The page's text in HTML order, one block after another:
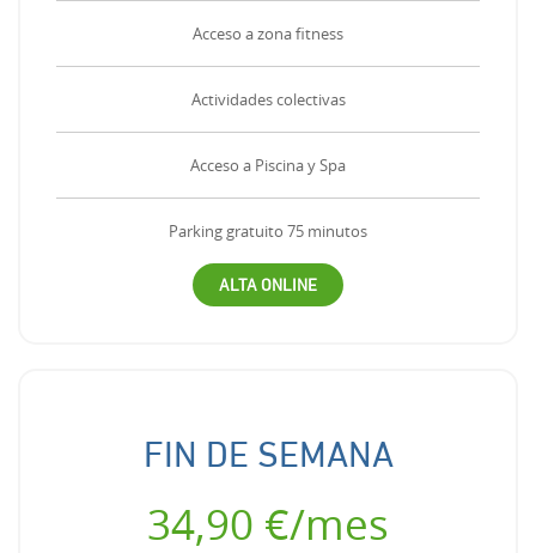
Acceso a zona fitness
Actividades colectivas
Acceso a Piscina y Spa
Parking gratuito 75 minutos
ALTA ONLINE
FIN DE SEMANA
34,90 €/mes